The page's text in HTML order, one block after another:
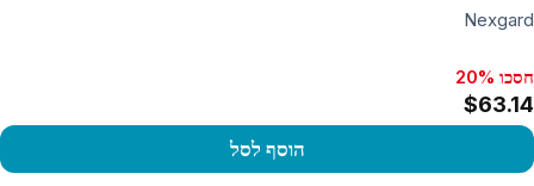
Nexgard
חסכו 20%
$63.14
הוסף לסל
חסכו 20%, $78.77